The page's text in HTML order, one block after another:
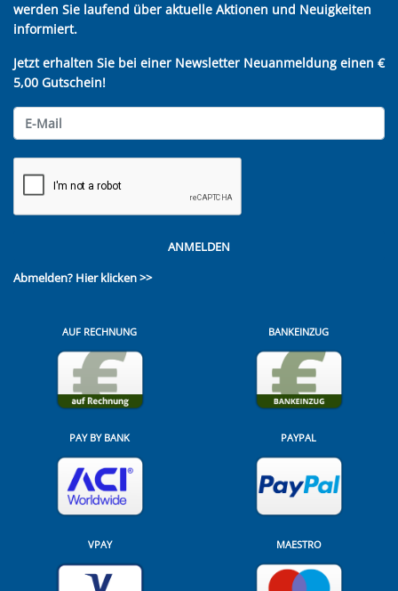
werden Sie laufend über aktuelle Aktionen und Neuigkeiten
informiert.
Jetzt erhalten Sie bei einer Newsletter Neuanmeldung einen €
5,00 Gutschein!
ANMELDEN
Abmelden? Hier klicken >>
AUF RECHNUNG BANKEINZUG
PAY BY BANK PAYPAL
VPAY MAESTRO